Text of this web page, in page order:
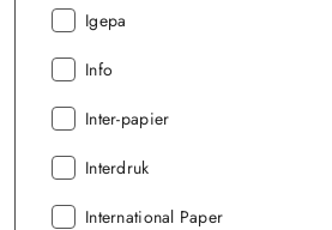
Producent:
Igepa
Producent:
Info
Producent:
Inter-papier
Producent:
Interdruk
Producent:
International Paper